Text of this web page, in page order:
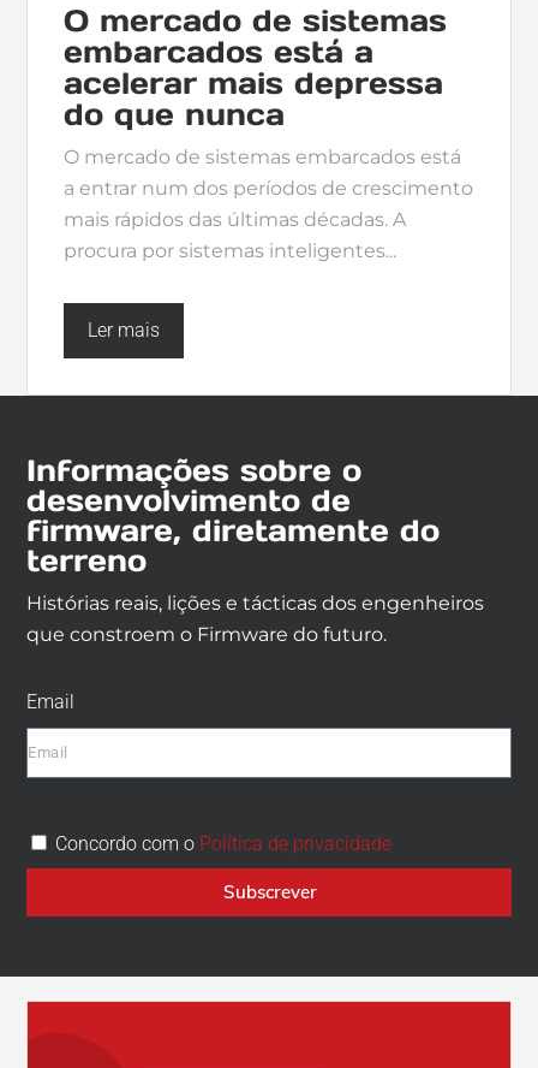
O mercado de sistemas
embarcados está a
acelerar mais depressa
do que nunca
O mercado de sistemas embarcados está
a entrar num dos períodos de crescimento
mais rápidos das últimas décadas. A
procura por sistemas inteligentes...
Ler mais
Informações sobre o
desenvolvimento de
firmware, diretamente do
terreno
Histórias reais, lições e tácticas dos engenheiros
que constroem o Firmware do futuro.
Email
Concordo com o Política de privacidade
Subscrever